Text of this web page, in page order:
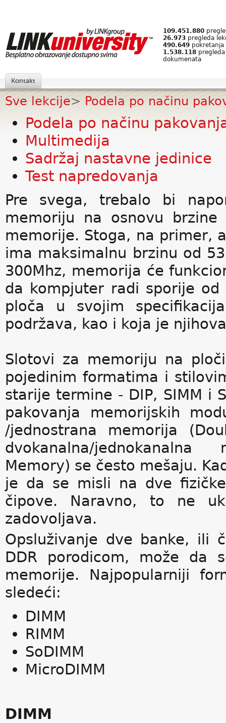
109.451.880
26.973 pregleda
490.649 pokretanja
1.538.118
dokumenata
Kontakt
Sve lekcije> Podela po načinu
Podela po načinu
Multimedija
Sadržaj nastavne jedinice
Test napredovanja
Pre svega, trebalo bi
memoriju na osnovu
memorije. Stoga, na primer,
ima maksimalnu brzinu od
300Mhz, memorija će
da kompjuter radi sporije od
ploča u svojim
podržava, kao i koja je
Slotovi za memoriju na
pojedinim formatima i
starije termine - DIP, SIMM i
pakovanja memorijskih
/jednostrana memorija
dvokanalna/jednokanalna
Memory) se često mešaju.
je da se misli na dve
čipove. Naravno, to ne
zadovoljava.
Opsluživanje dve banke, ili
DDR porodicom, može da
memorije. Najpopularniji
sledeći:
DIMM
RIMM
SoDIMM
MicroDIMM
DIMM